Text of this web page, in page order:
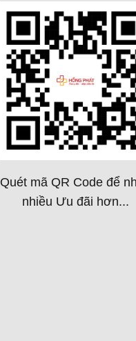
Quét mã QR Code để
nhiều Ưu đãi hơn...